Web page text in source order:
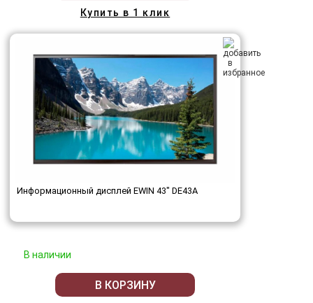
Купить в 1 клик
Информационный дисплей EWIN 43" DE43A
В наличии
В КОРЗИНУ